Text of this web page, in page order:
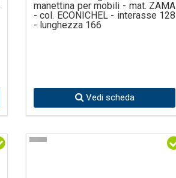
manettina per mobili - mat. ZAMA
- col. ECONICHEL - interasse 128
- lunghezza 166
Vedi scheda